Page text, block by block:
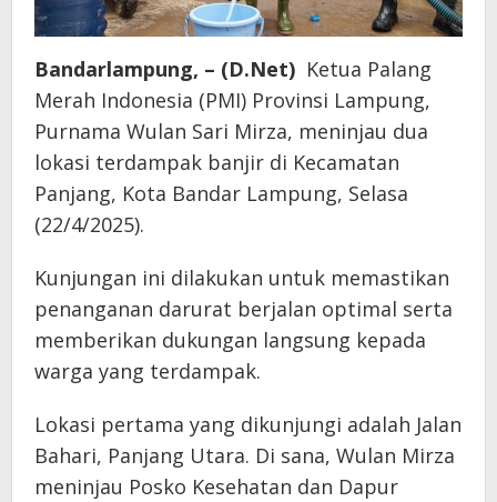
Bandarlampung, – (D.Net) Ketua Palang
Merah Indonesia (PMI) Provinsi Lampung,
Purnama Wulan Sari Mirza, meninjau dua
lokasi terdampak banjir di Kecamatan
Panjang, Kota Bandar Lampung, Selasa
(22/4/2025).
Kunjungan ini dilakukan untuk memastikan
penanganan darurat berjalan optimal serta
memberikan dukungan langsung kepada
warga yang terdampak.
Lokasi pertama yang dikunjungi adalah Jalan
Bahari, Panjang Utara. Di sana, Wulan Mirza
meninjau Posko Kesehatan dan Dapur